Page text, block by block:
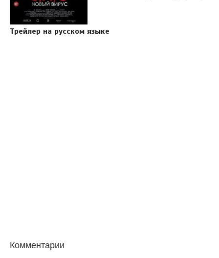
Трейлер на русском языке
Комментарии